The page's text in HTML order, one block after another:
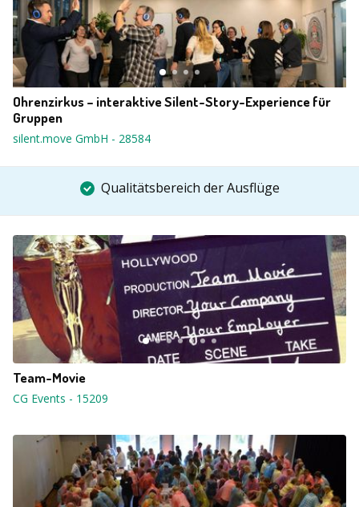
Ohrenzirkus – interaktive Silent-Story-Experience für
Gruppen
silent.move GmbH - 28584
Qualitätsbereich der Ausflüge
Team-Movie
CG Events - 15209